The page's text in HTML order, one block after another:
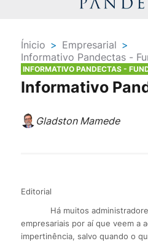
Ínicio > Empresarial >
Informativo Pandectas -
INFORMATIVO PANDECTAS -
Informativo
Gladston Mamede
Editorial
Há muitos administradores
empresariais por aí que veem a
impertinência, salvo quando o